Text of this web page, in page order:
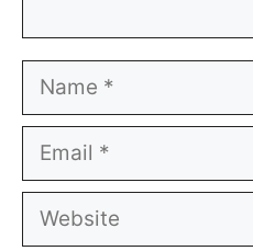
Name
Email
Website